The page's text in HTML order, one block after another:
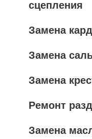
сцепления
Замена
Замена
Замена
Ремонт
Замена